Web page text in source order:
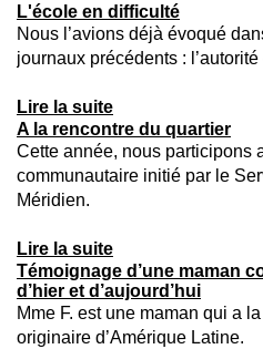
Témoignage d’une maman
d’hier et d’aujourd’hui
Mme F. est une maman qui a
originaire d’Amérique Latine.
A la rencontre du quartier
Cette année, nous participons
communautaire initié par le
Méridien.
Lire la suite
L'école en difficulté
Nous l’avions déjà évoqué
journaux précédents :
Lire la suite